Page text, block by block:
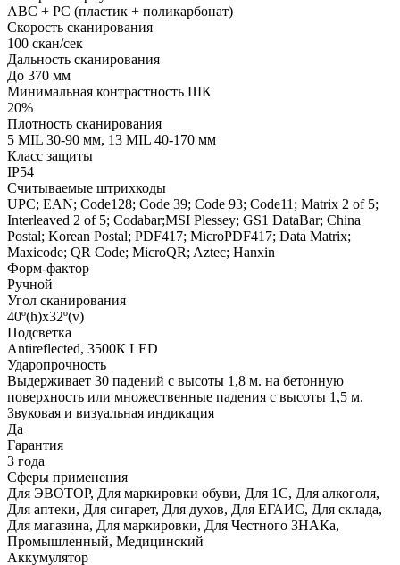
ABC + PC (пластик + поликарбонат)
Скорость сканирования
100 скан/сек
Дальность сканирования
До 370 мм
Минимальная контрастность ШК
20%
Плотность сканирования
5 MIL 30-90 мм, 13 MIL 40-170 мм
Класс защиты
IP54
Считываемые штрихкоды
UPC; EAN; Code128; Code 39; Code 93; Code11; Matrix 2 of 5;
Interleaved 2 of 5; Codabar;MSI Plessey; GS1 DataBar; China
Postal; Korean Postal; PDF417; MicroPDF417; Data Matrix;
Maxicode; QR Code; MicroQR; Aztec; Hanxin
Форм-фактор
Ручной
Угол сканирования
40º(h)x32º(v)
Подсветка
Antireflected, 3500К LED
Ударопрочность
Выдерживает 30 падений с высоты 1,8 м. на бетонную
поверхность или множественные падения с высоты 1,5 м.
Звуковая и визуальная индикация
Да
Гарантия
3 года
Сферы применения
Для ЭВОТОР, Для маркировки обуви, Для 1С, Для алкоголя,
Для аптеки, Для сигарет, Для духов, Для ЕГАИС, Для склада,
Для магазина, Для маркировки, Для Честного ЗНАКа,
Промышленный, Медицинский
Аккумулятор